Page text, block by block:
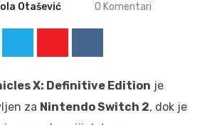
Otašević 0 Komentari
X: Definitive Edition je
za Nintendo Switch 2, dok je